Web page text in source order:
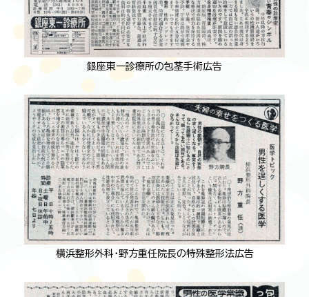
銀座東一診療所の包茎手術広告
横浜整形外科・野方重任院長の特殊整形法広告